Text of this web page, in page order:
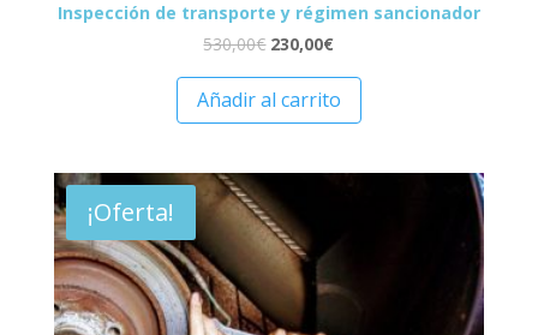
Inspección de transporte y régimen sancionador
530,00€ 230,00€
Añadir al carrito
¡Oferta!